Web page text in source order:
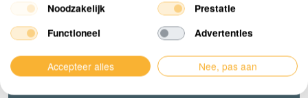
Producten
Noodzakelijk
Prestatie
Functioneel
Advertenties
Accepteer alles Nee, pas aan